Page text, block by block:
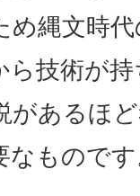
め縄文時代
ら技術が
があるほ
ものです